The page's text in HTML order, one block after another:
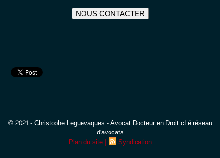
NOUS CONTACTER
© 2021 - Christophe Leguevaques - Avocat Docteur en Droit cLé réseau
d'avocats
Plan du site | Syndication